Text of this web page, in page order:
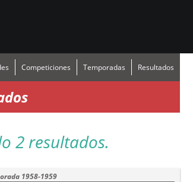
Competiciones Temporadas Resultados
2 resultados.
1958-1959